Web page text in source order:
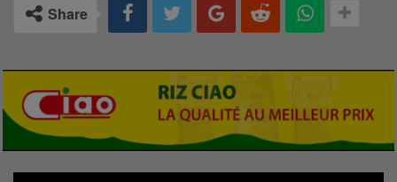
Share